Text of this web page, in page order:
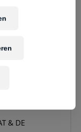
& DE